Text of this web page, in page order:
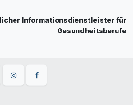
Informationsdienstleister für
Gesundheitsberufe